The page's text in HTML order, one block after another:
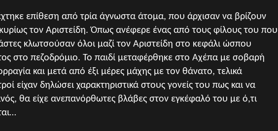
επίθεση από τρία άγνωστα άτομα, που άρχισαν να βρίζουν
τον Αριστείδη. Όπως ανέφερε ένας από τους φίλους του που
κλωτσούσαν όλοι μαζί τον Αριστείδη στο κεφάλι ώσπου
στο πεζοδρόμιο. Το παιδί μεταφέρθηκε στο Αχέπα με σοβαρή
και μετά από έξι μέρες μάχης με τον θάνατο, τελικά
είχαν δηλώσει χαρακτηριστικά στους γονείς του πως και να
θα είχε ανεπανόρθωτες βλάβες στον εγκέφαλό του με ό,τι